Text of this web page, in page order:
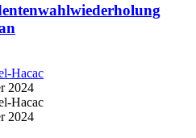
Hacac
2024
Hacac
2024